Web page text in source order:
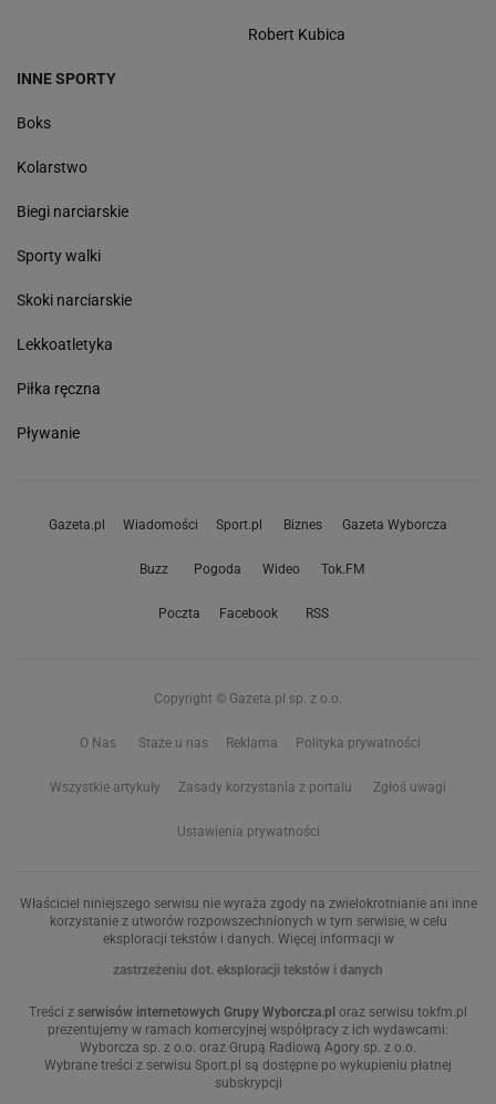
Robert Kubica
INNE SPORTY
Boks
Kolarstwo
Biegi narciarskie
Sporty walki
Skoki narciarskie
Lekkoatletyka
Piłka ręczna
Pływanie
Gazeta.pl Wiadomości Sport.pl Biznes Gazeta Wyborcza
Buzz Pogoda Wideo Tok.FM
Poczta Facebook RSS
Copyright © Gazeta.pl sp. z o.o.
O Nas Staże u nas Reklama Polityka prywatności
Wszystkie artykuły Zasady korzystania z portalu Zgłoś uwagi
Ustawienia prywatności
Właściciel niniejszego serwisu nie wyraża zgody na zwielokrotnianie ani inne
korzystanie z utworów rozpowszechnionych w tym serwisie, w celu
eksploracji tekstów i danych. Więcej informacji w
zastrzeżeniu dot. eksploracji tekstów i danych
Treści z serwisów internetowych Grupy Wyborcza.pl oraz serwisu tokfm.pl
prezentujemy w ramach komercyjnej współpracy z ich wydawcami:
Wyborcza sp. z o.o. oraz Grupą Radiową Agory sp. z o.o.
Wybrane treści z serwisu Sport.pl są dostępne po wykupieniu płatnej
subskrypcji